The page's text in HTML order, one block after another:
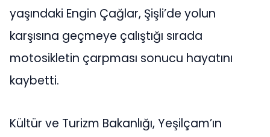
yaşındaki Engin Çağlar, Şişli’de yolun
karşısına geçmeye çalıştığı sırada
motosikletin çarpması sonucu hayatını
kaybetti.
Kültür ve Turizm Bakanlığı, Yeşilçam’ın